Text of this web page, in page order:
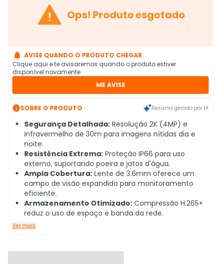
 Ops! Produto esgotado
 AVISE QUANDO O PRODUTO CHEGAR
Clique aqui e te avisaremos quando o produto estiver
disponível novamente
ME AVISE
SOBRE O PRODUTO Resumo gerado por IA
Segurança Detalhada: Resolução 2K (4MP) e
infravermelho de 30m para imagens nítidas dia e
noite.
Resistência Extrema: Proteção IP66 para uso
externo, suportando poeira e jatos d'água.
Ampla Cobertura: Lente de 3.6mm oferece um
campo de visão expandido para monitoramento
eficiente.
Armazenamento Otimizado: Compressão H.265+
reduz o uso de espaço e banda da rede.
Ver mais